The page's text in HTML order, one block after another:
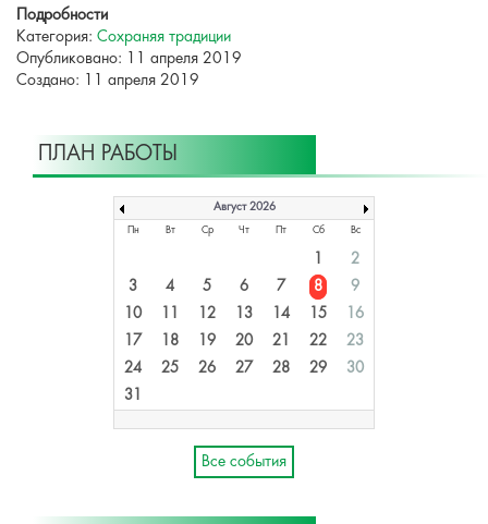
Подробности
Категория: Сохраняя традиции
Опубликовано: 11 апреля 2019
Создано: 11 апреля 2019
ПЛАН РАБОТЫ
Август 2026
Пн Вт Ср Чт Пт Сб Вс
1
2
3
4 5 6 7 8
9
10
11 12 13 14 15
16
17
18 19 20 21 22
23
24
25 26 27 28 29
30
31
Все события